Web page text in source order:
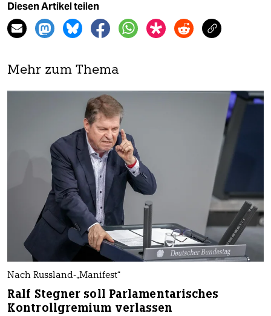
Diesen Artikel teilen
Mehr zum Thema
Nach Russland-„Manifest“
Ralf Stegner soll Parlamentarisches
Kontrollgremium verlassen